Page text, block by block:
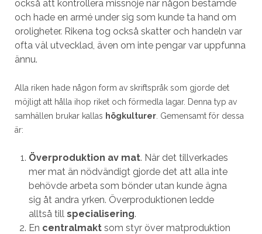
också att kontrollera missnöje när någon bestämde
och hade en armé under sig som kunde ta hand om
oroligheter. Rikena tog också skatter och handeln var
ofta väl utvecklad, även om inte pengar var uppfunna
ännu.
Alla riken hade någon form av skriftspråk som gjorde det
möjligt att hålla ihop riket och förmedla lagar. Denna typ av
samhällen brukar kallas högkulturer. Gemensamt för dessa
är:
Överproduktion av mat. När det tillverkades
mer mat än nödvändigt gjorde det att alla inte
behövde arbeta som bönder utan kunde ägna
sig åt andra yrken. Överproduktionen ledde
alltså till specialisering.
En centralmakt som styr över matproduktion